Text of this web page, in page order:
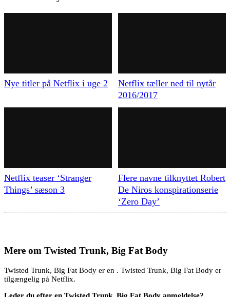
Nye titler på Netflix i uge 2
Netflix tæller ned til nytår
2016/2017
Netflix teaser ‘Stranger
Things’ sæson 3
Flere navne tilknyttet Robert
De Niros konspirationserie
‘Zero Day’
Mere om Twisted Trunk, Big Fat Body
Twisted Trunk, Big Fat Body er en . Twisted Trunk, Big Fat Body er
tilgængelig på Netflix.